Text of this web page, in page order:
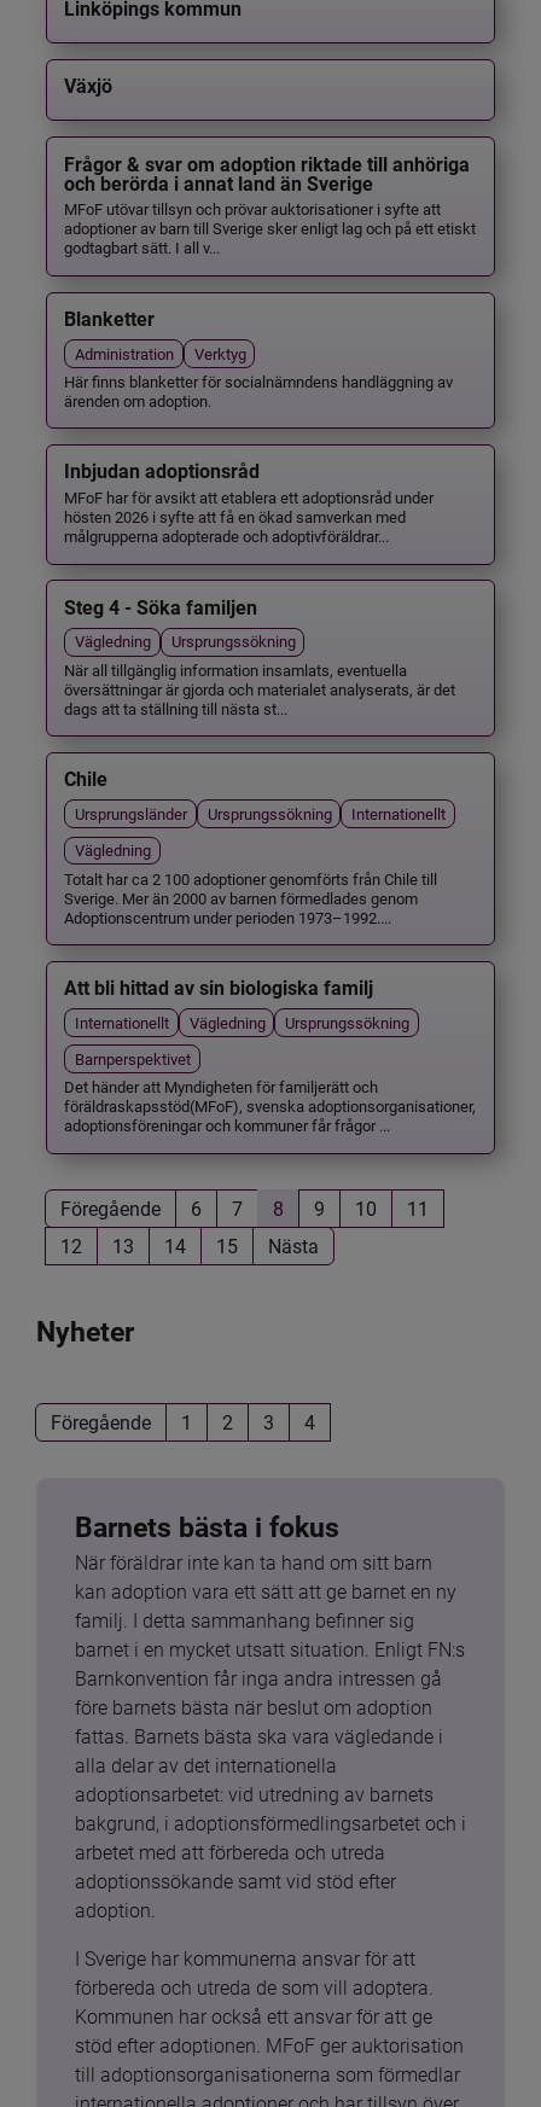
Linköpings kommun
Växjö
Frågor & svar om adoption riktade till anhöriga
och berörda i annat land än Sverige
MFoF utövar tillsyn och prövar auktorisationer i syfte att
adoptioner av barn till Sverige sker enligt lag och på ett etiskt
godtagbart sätt. I all v...
Blanketter
Administration
Verktyg
Här finns blanketter för socialnämndens handläggning av
ärenden om adoption.
Inbjudan adoptionsråd
MFoF har för avsikt att etablera ett adoptionsråd under
hösten 2026 i syfte att få en ökad samverkan med
målgrupperna adopterade och adoptivföräldrar...
Steg 4 - Söka familjen
Vägledning
Ursprungssökning
När all tillgänglig information insamlats, eventuella
översättningar är gjorda och materialet analyserats, är det
dags att ta ställning till nästa st...
Chile
Ursprungsländer Ursprungssökning
Internationellt
Vägledning
Totalt har ca 2 100 adoptioner genomförts från Chile till
Sverige. Mer än 2000 av barnen förmedlades genom
Adoptionscentrum under perioden 1973–1992....
Att bli hittad av sin biologiska familj
Internationellt Vägledning
Ursprungssökning
Barnperspektivet
Det händer att Myndigheten för familjerätt och
föräldraskapsstöd(MFoF), svenska adoptionsorganisationer,
adoptionsföreningar och kommuner får frågor ...
Föregående 6 7 8 9 10
11
12
13 14 15 Nästa
Nyheter
Föregående 1 2 3 4
Barnets bästa i fokus
När föräldrar inte kan ta hand om sitt barn
kan adoption vara ett sätt att ge barnet en ny
familj. I detta sammanhang befinner sig
barnet i en mycket utsatt situation. Enligt FN:s
Barnkonvention får inga andra intressen gå
före barnets bästa när beslut om adoption
fattas. Barnets bästa ska vara vägledande i
alla delar av det internationella
adoptionsarbetet: vid utredning av barnets
bakgrund, i adoptionsförmedlingsarbetet och i
arbetet med att förbereda och utreda
adoptionssökande samt vid stöd efter
adoption.
I Sverige har kommunerna ansvar för att
förbereda och utreda de som vill adoptera.
Kommunen har också ett ansvar för att ge
stöd efter adoptionen. MFoF ger auktorisation
till adoptionsorganisationerna som förmedlar